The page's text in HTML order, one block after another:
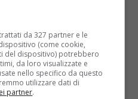
dedicato alla
colpiscono le donne,
da 327 partner e le
(come cookie,
del dispositivo) potrebbero
da loro visualizzate e
nello specifico da questo
utilizzare dati di
partner.